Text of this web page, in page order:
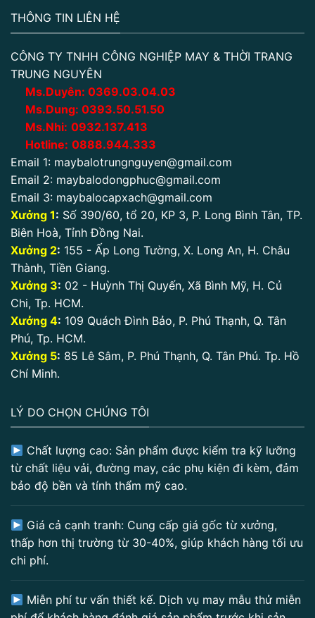
THÔNG TIN LIÊN HỆ
CÔNG TY TNHH CÔNG NGHIỆP MAY & THỜI TRANG
TRUNG NGUYÊN
Ms.Duyên: 0369.03.04.03
Ms.Dung: 0393.50.51.50
Ms.Nhi: 0932.137.413
Hotline: 0888.944.333
Email 1: maybalotrungnguyen@gmail.com
Email 2: maybalodongphuc@gmail.com
Email 3: maybalocapxach@gmail.com
Xưởng 1: Số 390/60, tổ 20, KP 3, P. Long Bình Tân, TP.
Biên Hoà, Tỉnh Đồng Nai.
Xưởng 2: 155 - Ấp Long Tường, X. Long An, H. Châu
Thành, Tiền Giang.
Xưởng 3: 02 - Huỳnh Thị Quyến, Xã Bình Mỹ, H. Củ
Chi, Tp. HCM.
Xưởng 4: 109 Quách Đình Bảo, P. Phú Thạnh, Q. Tân
Phú, Tp. HCM.
Xưởng 5: 85 Lê Sâm, P. Phú Thạnh, Q. Tân Phú. Tp. Hồ
Chí Minh.
LÝ DO CHỌN CHÚNG TÔI
Chất lượng cao: Sản phẩm được kiểm tra kỹ lưỡng
từ chất liệu vải, đường may, các phụ kiện đi kèm, đảm
bảo độ bền và tính thẩm mỹ cao.
Giá cả cạnh tranh: Cung cấp giá gốc từ xưởng,
thấp hơn thị trường từ 30-40%, giúp khách hàng tối ưu
chi phí.
Miễn phí tư vấn thiết kế. Dịch vụ may mẫu thử miễn